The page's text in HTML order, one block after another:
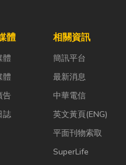
體
體
體
告
誌
相關資訊
簡訊平台
最新消息
中華電信
英文黃頁(ENG)
平面刊物索取
SuperLife